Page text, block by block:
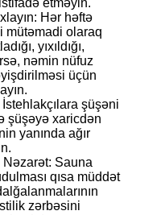
Hər həftə
mütəmadi olaraq
yıxıldığı,
nəmin nüfuz
üçün
şüşəni
şüşəyə xaricdən
yanında ağır
Sauna
qısa müddət
zərbəsini